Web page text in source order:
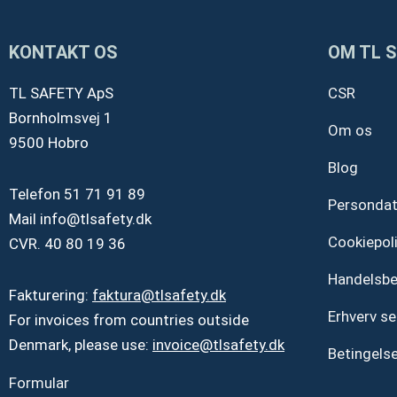
KONTAKT OS
TL SAFETY ApS
Bornholmsvej 1
9500 Hobro
Telefon 51 71 91 89
Mail info@tlsafety.dk
CVR. 40 80 19 36
Fakturering: faktura@tlsafety.dk
For invoices from countries outside
Denmark, please use: invoice@tlsafety.dk
Formular
OM TL
CSR
Om os
Blog
Erhverv